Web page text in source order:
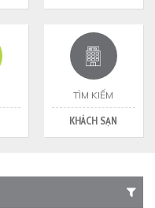
TÌM KIẾM
KHÁCH SẠN